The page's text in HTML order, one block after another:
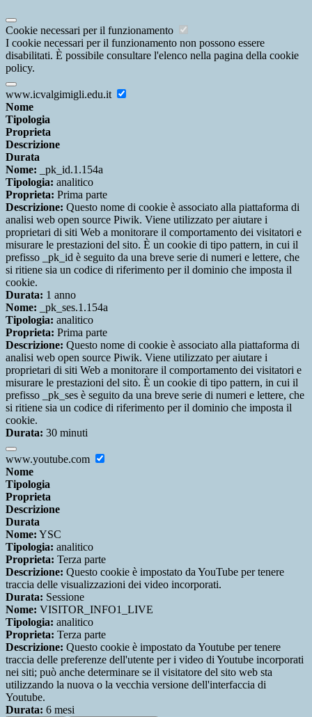
Cookie necessari per il funzionamento
I cookie necessari per il funzionamento non possono essere
disabilitati. È possibile consultare l'elenco nella pagina della cookie
policy.
www.icvalgimigli.edu.it
Nome
Tipologia
Proprieta
Descrizione
Durata
Nome: _pk_id.1.154a
Tipologia: analitico
Proprieta: Prima parte
Descrizione: Questo nome di cookie è associato alla piattaforma di
analisi web open source Piwik. Viene utilizzato per aiutare i
proprietari di siti Web a monitorare il comportamento dei visitatori e
misurare le prestazioni del sito. È un cookie di tipo pattern, in cui il
prefisso _pk_id è seguito da una breve serie di numeri e lettere, che
si ritiene sia un codice di riferimento per il dominio che imposta il
cookie.
Durata: 1 anno
Nome: _pk_ses.1.154a
Tipologia: analitico
Proprieta: Prima parte
Descrizione: Questo nome di cookie è associato alla piattaforma di
analisi web open source Piwik. Viene utilizzato per aiutare i
proprietari di siti Web a monitorare il comportamento dei visitatori e
misurare le prestazioni del sito. È un cookie di tipo pattern, in cui il
prefisso _pk_ses è seguito da una breve serie di numeri e lettere, che
si ritiene sia un codice di riferimento per il dominio che imposta il
cookie.
Durata: 30 minuti
www.youtube.com
Nome
Tipologia
Proprieta
Descrizione
Durata
Nome: YSC
Tipologia: analitico
Proprieta: Terza parte
Descrizione: Questo cookie è impostato da YouTube per tenere
traccia delle visualizzazioni dei video incorporati.
Durata: Sessione
Nome: VISITOR_INFO1_LIVE
Tipologia: analitico
Proprieta: Terza parte
Descrizione: Questo cookie è impostato da Youtube per tenere
traccia delle preferenze dell'utente per i video di Youtube incorporati
nei siti; può anche determinare se il visitatore del sito web sta
utilizzando la nuova o la vecchia versione dell'interfaccia di
Youtube.
Durata: 6 mesi